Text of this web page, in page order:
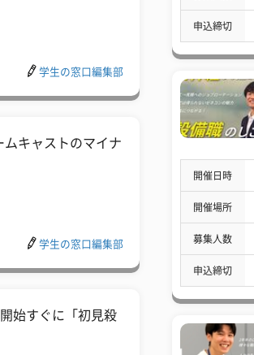
学生の窓口編集部
ムキャストのマイナ
学生の窓口編集部
始すぐに「初見殺
申込締切
開催日時
開催場所
募集人数
申込締切